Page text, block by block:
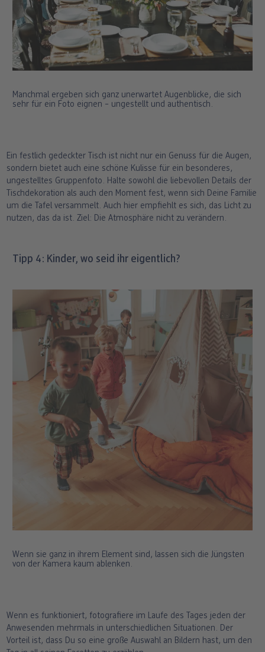
Manchmal ergeben sich ganz unerwartet Augenblicke, die sich
sehr für ein Foto eignen – ungestellt und authentisch.
Ein festlich gedeckter Tisch ist nicht nur ein Genuss für die Augen,
sondern bietet auch eine schöne Kulisse für ein besonderes,
ungestelltes Gruppenfoto. Halte sowohl die liebevollen Details der
Tischdekoration als auch den Moment fest, wenn sich Deine Familie
um die Tafel versammelt. Auch hier empfiehlt es sich, das Licht zu
nutzen, das da ist. Ziel: Die Atmosphäre nicht zu verändern.
Tipp 4: Kinder, wo seid ihr eigentlich?
Wenn sie ganz in ihrem Element sind, lassen sich die Jüngsten
von der Kamera kaum ablenken.
Wenn es funktioniert, fotografiere im Laufe des Tages jeden der
Anwesenden mehrmals in unterschiedlichen Situationen. Der
Vorteil ist, dass Du so eine große Auswahl an Bildern hast, um den